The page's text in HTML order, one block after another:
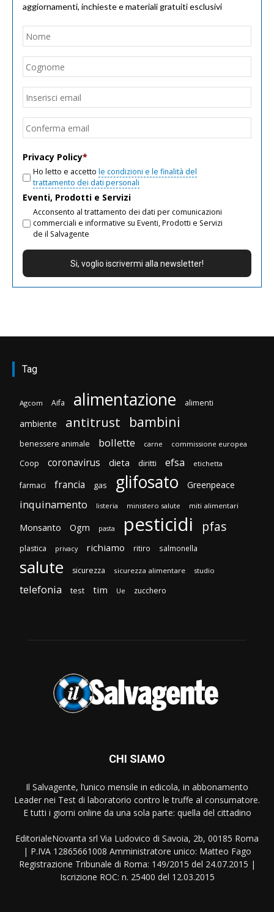
aggiornamenti, inchieste e materiali gratuiti esclusivi
Nome
Email
Privacy Policy*
Ho letto e accetto le condizioni e le finalità del
trattamento dei dati personali
Eventi, Prodotti e Servizi
Acconsento al trattamento dei dati per comunicazioni
commerciali e informative su Eventi, Prodotti e Servizi
de il Salvagente
Tag
Agcom Aifa alimentazione alimenti
ambiente antitrust bambini
benessere animale bollette carne commissione europea
Coop coronavirus dieta diritti efsa etichetta
farmaci francia gas glifosato Greenpeace
inquinamento listeria ministero salute miti alimentari
Monsanto Ogm pasta pesticidi pfas
plastica privacy richiamo ritiro salmonella
salute sicurezza sicurezza alimentare studio
telefonia test tim Ue zucchero
CHI SIAMO
Il Salvagente, l’unico mensile in edicola, in abbonamento
Leader nei Test di laboratorio contro le truffe al consumatore.
E tutti i giorni online da una sola parte: quella del cittadino
EditorialeNovanta srl Via Ludovico di Savoia, 2b, 00185 Roma
| P.IVA 12865661008 Amministratore unico: Matteo Fago
Registrazione Tribunale di Roma: 149/2015 del 24.07.2015 |
Iscrizione ROC: n. 25400 del 12.03.2015